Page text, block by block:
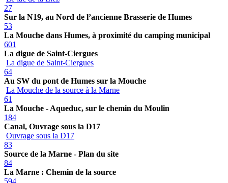
27
Sur la N19, au Nord de l’ancienne Brasserie de Humes
53
La Mouche dans Humes, à proximité du camping municipal
601
La digue de Saint-Ciergues
La digue de Saint-Ciergues
64
Au SW du pont de Humes sur la Mouche
La Mouche de la source à la Marne
61
La Mouche - Aqueduc, sur le chemin du Moulin
184
Canal, Ouvrage sous la D17
Ouvrage sous la D17
83
Source de la Marne - Plan du site
84
La Marne : Chemin de la source
594